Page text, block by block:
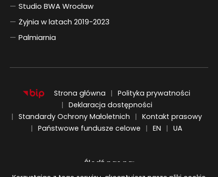
Studio BWA Wrocław
Żyjnia w latach 2019-2023
Palmiarnia
Strona główna
Polityka prywatności
Deklaracja dostępności
Standardy Ochrony Małoletnich
Kontakt prasowy
Państwowe fundusze celowe
EN
ENGLISH
UA
UKRAIŃSKI
Śledź nas na:
Informacja o plikach cookie